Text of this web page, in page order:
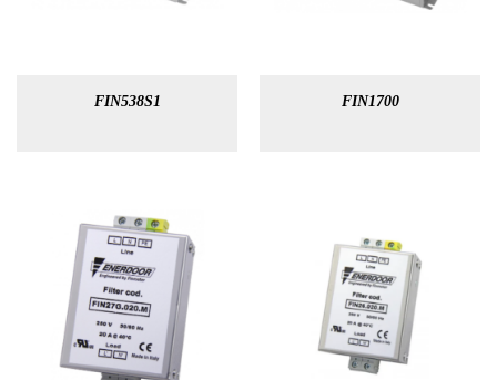
FIN538S1 FIN1700